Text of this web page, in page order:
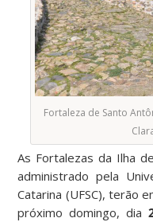
Fortaleza de Santo
As Fortalezas da Ilha
administrado pela
Catarina (UFSC), terão
próximo domingo, dia